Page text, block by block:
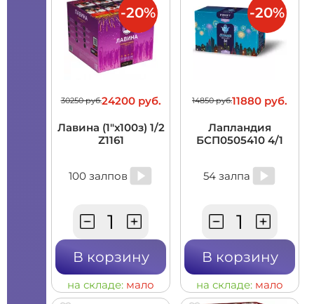
30250 руб.24200 руб.
Лавина (1"х100з) 1/2
Z1161
100 залпов
В корзину
на складе: мало
-20%
14850 руб.11880 руб.
Лапландия
БСП0505410 4/1
54 залпа
В корзину
на складе: мало
-20%